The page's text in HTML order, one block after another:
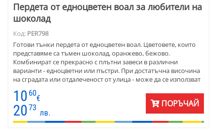
Пердета от едноцветен воал за любители на
шоколад
Код: PER798
Готови тънки пердета от едноцветен воал. Цветовете, които
представяме са тъмен шоколад, оранжево, бежово.
Комбинират се прекрасно с плътни завеси в различни
варианти - едноцветни или пъстри. При достатъчна височина
на сградата или отдалеченост от улица - може да се използват
готово за окачване, с перделък.
10 60
€
2073
лв.
ПОРЪЧАЙ